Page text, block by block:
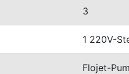
3
1 220V-
Flojet-